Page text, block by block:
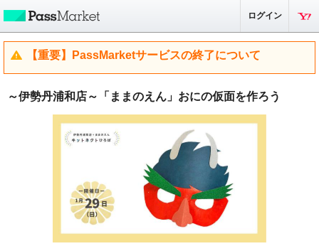
ログイン
【重要】PassMarketサービスの終了について
～伊勢丹浦和店～「ままのえん」おにの仮面を作ろう